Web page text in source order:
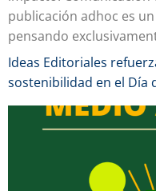
publicación adhoc es
pensando
Ideas Editoriales
sostenibilidad en el Día